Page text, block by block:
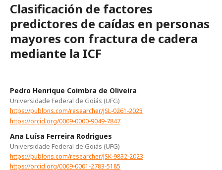
Clasificación de factores
predictores de caídas en personas
mayores con fractura de cadera
mediante la ICF
Pedro Henrique Coimbra de Oliveira
Universidade Federal de Goiás (UFG)
https://publons.com/researcher/JSL-0261-2023
https://orcid.org/0009-0000-9049-7847
Ana Luísa Ferreira Rodrigues
Universidade Federal de Goiás (UFG)
https://publons.com/researcher/JSK-9832-2023
https://orcid.org/0009-0001-2783-5185